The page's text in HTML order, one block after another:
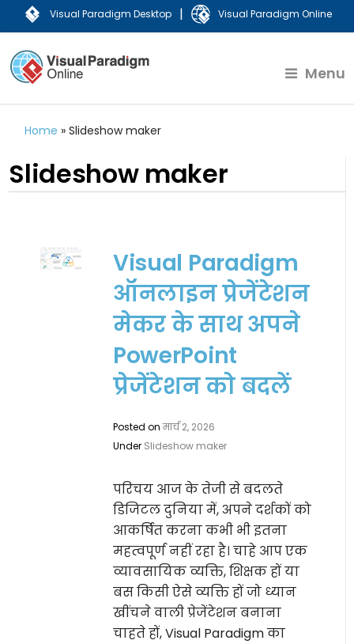
Visual Paradigm Desktop | Visual Paradigm Online
Menu
Home »Slideshow maker
Slideshow maker
Visual Paradigm
ऑनलाइन प्रेजेंटेशन
मेकर के साथ अपने
PowerPoint
प्रेजेंटेशन को बदलें
Posted onमार्च 2, 2026
Under Slideshow maker
परिचय आज के तेजी से बदलते
डिजिटल दुनिया में, अपने दर्शकों को
आकर्षित करना कभी भी इतना
महत्वपूर्ण नहीं रहा है। चाहे आप एक
व्यावसायिक व्यक्ति, शिक्षक हों या
बस किसी ऐसे व्यक्ति हों जो ध्यान
खींचने वाली प्रेजेंटेशन बनाना
चाहते हों, Visual Paradigm का